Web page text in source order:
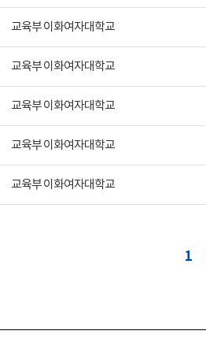
교육부 이화여자대학교
교육부 이화여자대학교
교육부 이화여자대학교
교육부 이화여자대학교
교육부 이화여자대학교
1